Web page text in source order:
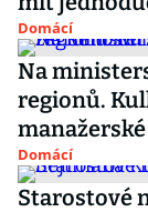
Domácí
Na
regionů.
Domácí
Starostové